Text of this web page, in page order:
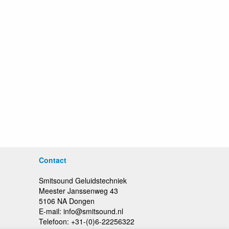
Contact
Smitsound Geluidstechniek
Meester Janssenweg 43
5106 NA Dongen
E-mail: info@smitsound.nl
Telefoon: +31-(0)6-22256322